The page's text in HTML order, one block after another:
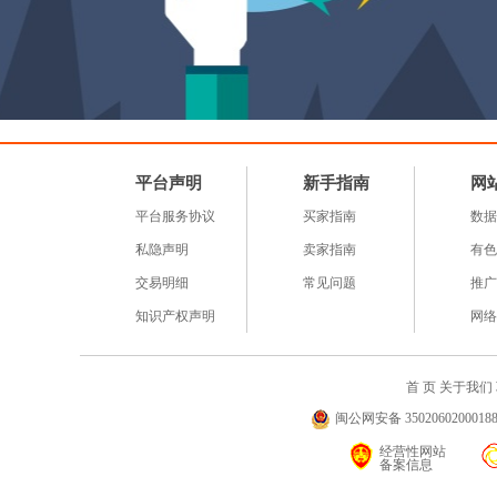
平台声明
平台服务协议
私隐声明
交易明细
知识产权声明
新手指南
买家指南
卖家指南
常见问题
网
数
有
推
网
首 页 关于我们
闽公网安备
经营性网站
备案信息